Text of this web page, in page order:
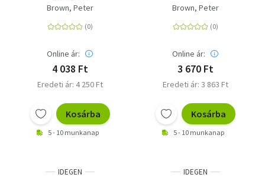
Brown, Peter
Online ár:
4 038 Ft
Eredeti ár: 4 250 Ft
Kosárba
5 - 10 munkanap
Brown, Peter
Online ár:
3 670 Ft
Eredeti ár: 3 863 Ft
Kosárba
5 - 10 munkanap
IDEGEN IDEGEN